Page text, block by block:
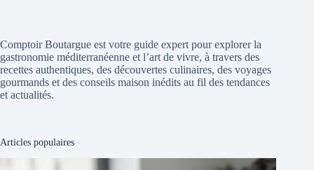
Comptoir Boutargue est votre guide expert pour explorer la
gastronomie méditerranéenne et l’art de vivre, à travers des
recettes authentiques, des découvertes culinaires, des voyages
gourmands et des conseils maison inédits au fil des tendances
et actualités.
Articles populaires